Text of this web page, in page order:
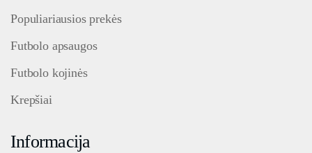
Populiariausios prekės
Futbolo apsaugos
Futbolo kojinės
Krepšiai
Informacija